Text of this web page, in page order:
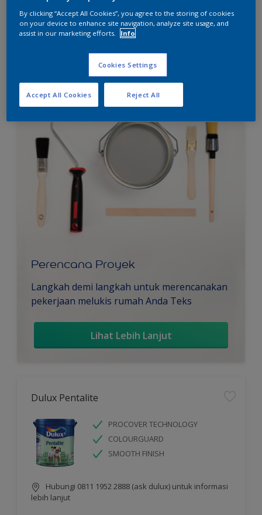
HIGH COVERAGE
Hubungi 0811 1952 2888 (ask dulux) untuk informasi
Compare
Perencana Proyek
Langkah demi langkah untuk merencanakan
pekerjaan melukis rumah Anda Teks
Lihat Lebih Lanjut
Dulux Pentalite
PROCOVER TECHNOLOGY
COLOURGUARD
SMOOTH FINISH
Hubungi 0811 1952 2888 (ask dulux) untuk informasi
lebih lanjut
By clicking “Accept All Cookies”, you agree to the storing of cookies
on your device to enhance site navigation, analyze site usage, and
assist in our marketing efforts.
Info
Cookies Settings
Reject All
Accept All Cookies